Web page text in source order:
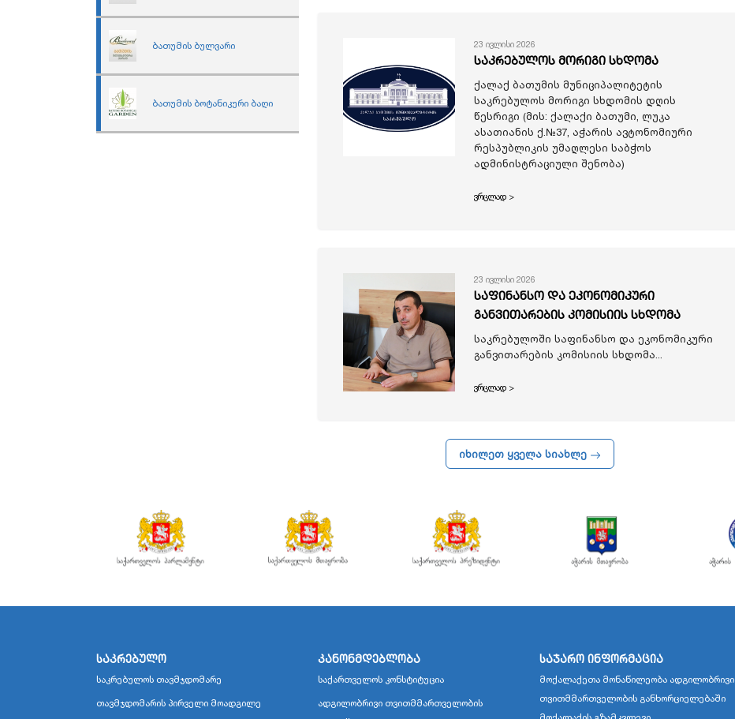
ბათუმის ბულვარი
ბათუმის ბოტანიკური ბაღი
23 ივლისი 2026
საკრებულოს მორიგი სხდომა
ქალაქ ბათუმის მუნიციპალიტეტის
საკრებულოს მორიგი სხდომის დღის
წესრიგი (მის: ქალაქი ბათუმი, ლუკა
ასათიანის ქ.№37, აჭარის ავტონომიური
რესპუბლიკის უმაღლესი საბჭოს
ადმინისტრაციული შენობა)
ვრცლად >
23 ივლისი 2026
საფინანსო და ეკონომიკური
განვითარების კომისიის სხდომა
საკრებულოში საფინანსო და ეკონომიკური
განვითარების კომისიის სხდომა...
ვრცლად >
იხილეთ ყველა სიახლე
საკრებულო
საკრებულოს თავმჯდომარე
თავმჯდომარის პირველი მოადგილე
კანონმდებლობა
საქართველოს კონსტიტუცია
ადგილობრივი თვითმმართველობის
საჯარო ინფორმაცია
მოქალაქეთა მონაწილეობა ადგილობრივი
თვითმმართველობის განხორციელებაში